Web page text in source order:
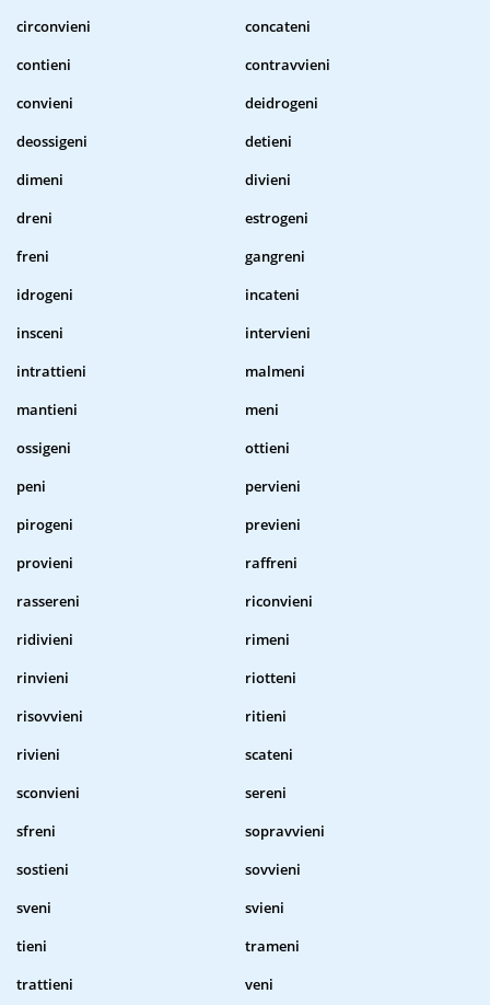
circonvieni
concateni
contieni
contravvieni
convieni
deidrogeni
deossigeni
detieni
dimeni
divieni
dreni
estrogeni
freni
gangreni
idrogeni
incateni
insceni
intervieni
intrattieni
malmeni
mantieni
meni
ossigeni
ottieni
peni
pervieni
pirogeni
previeni
provieni
raffreni
rassereni
riconvieni
ridivieni
rimeni
rinvieni
riotteni
risovvieni
ritieni
rivieni
scateni
sconvieni
sereni
sfreni
sopravvieni
sostieni
sovvieni
sveni
svieni
tieni
trameni
trattieni
veni